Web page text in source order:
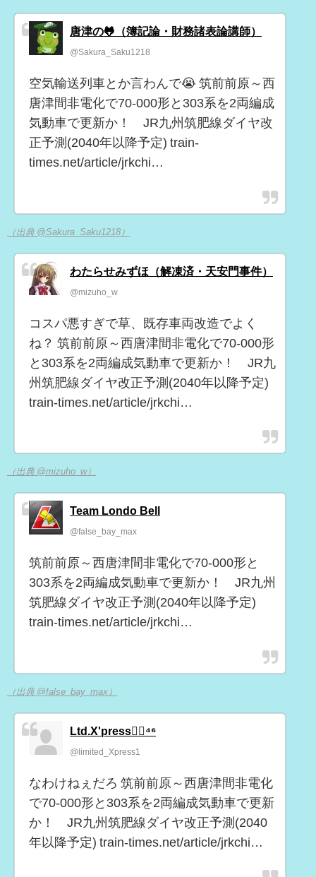
唐津の🐸（簿記論・財務諸表論講師）
@Sakura_Saku1218
空気輸送列車とか言わんで😭 筑前前原～西
唐津間非電化で70-000形と303系を2両編成
気動車で更新か！ JR九州筑肥線ダイヤ改
正予測(2040年以降予定) train-
times.net/article/jrkchi…
（出典 @Sakura_Saku1218）
わたらせみずほ（解凍済・天安門事件）
@mizuho_w
コスパ悪すぎで草、既存車両改造でよく
ね？ 筑前前原～西唐津間非電化で70-000形
と303系を2両編成気動車で更新か！ JR九
州筑肥線ダイヤ改正予測(2040年以降予定)
train-times.net/article/jrkchi…
（出典 @mizuho_w）
Team Londo Bell
@false_bay_max
筑前前原～西唐津間非電化で70-000形と
303系を2両編成気動車で更新か！ JR九州
筑肥線ダイヤ改正予測(2040年以降予定)
train-times.net/article/jrkchi…
（出典 @false_bay_max）
Ltd.X'press◢͟￨⁴⁶
@limited_Xpress1
なわけねぇだろ 筑前前原～西唐津間非電化
で70-000形と303系を2両編成気動車で更新
か！ JR九州筑肥線ダイヤ改正予測(2040
年以降予定) train-times.net/article/jrkchi…